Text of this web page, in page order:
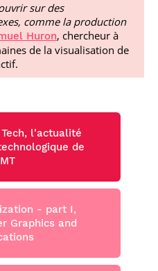
sur des
comme la production
Huron, chercheur à
de la visualisation de
l'actualité
de
- part I,
Graphics and